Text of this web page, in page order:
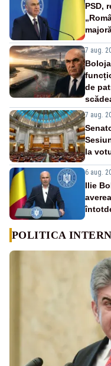
PSD,
7 aug.
de
7 aug.
la
6 aug.
Ilie
POLITICA